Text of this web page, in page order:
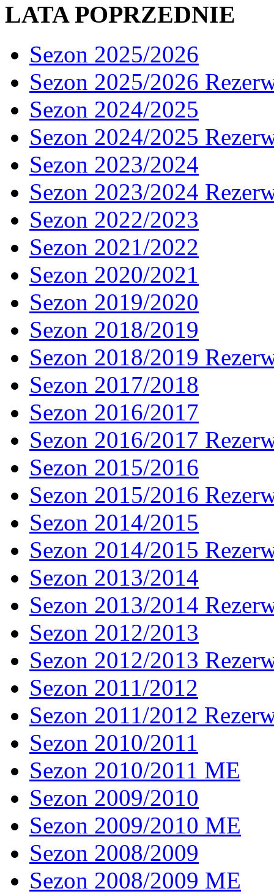
LATA POPRZEDNIE
Sezon 2025/2026
Sezon 2025/2026
Sezon 2024/2025
Sezon 2024/2025
Sezon 2023/2024
Sezon 2023/2024
Sezon 2022/2023
Sezon 2021/2022
Sezon 2020/2021
Sezon 2019/2020
Sezon 2018/2019
Sezon 2018/2019
Sezon 2017/2018
Sezon 2016/2017
Sezon 2016/2017
Sezon 2015/2016
Sezon 2015/2016
Sezon 2014/2015
Sezon 2014/2015
Sezon 2013/2014
Sezon 2013/2014
Sezon 2012/2013
Sezon 2012/2013
Sezon 2011/2012
Sezon 2011/2012
Sezon 2010/2011
Sezon 2010/2011 ME
Sezon 2009/2010
Sezon 2009/2010 ME
Sezon 2008/2009
Sezon 2008/2009 ME